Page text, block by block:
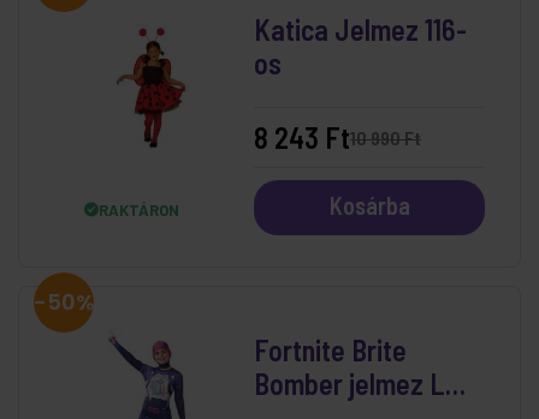
RAKTÁRON
Katica Jelmez 116-
os
10 990 Ft
8 243 Ft
Kosárba
-50%
Fortnite Brite
Bomber jelmez L